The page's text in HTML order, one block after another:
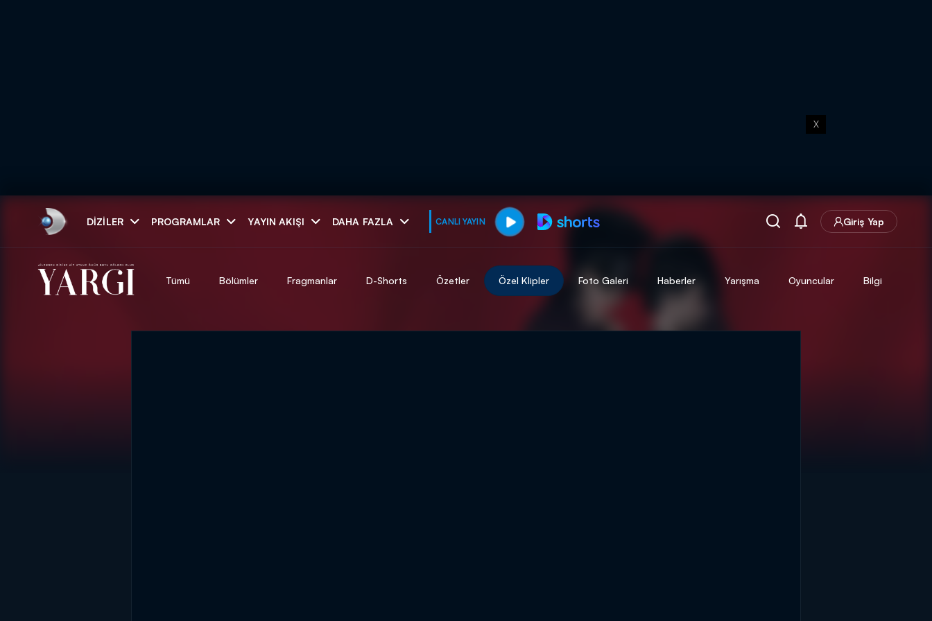
X
DIZILER PROGRAMLAR YAYIN AKIŞI DAHA FAZLA CANLI YAYIN Giriş Yap
muhteşem ikili
Tümü Bölümler Fragmanlar D-Shorts Özetler Özel Klipler Foto Galeri Haberler Yarışma Oyuncular Bilgi